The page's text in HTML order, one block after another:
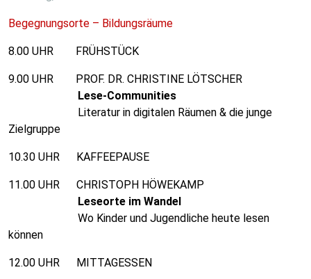
Begegnungsorte – Bildungsräume
8.00 UHR FRÜHSTÜCK
9.00 UHR PROF. DR. CHRISTINE LÖTSCHER
Lese-Communities
Literatur in digitalen Räumen & die junge
Zielgruppe
10.30 UHR KAFFEEPAUSE
11.00 UHR CHRISTOPH HÖWEKAMP
Leseorte im Wandel
Wo Kinder und Jugendliche heute lesen
können
12.00 UHR MITTAGESSEN